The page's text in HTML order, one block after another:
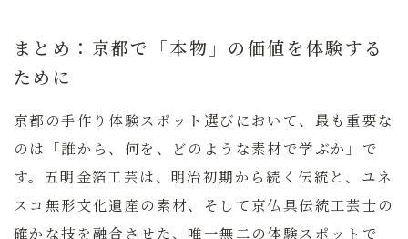
まとめ：京都で「本物」の価値を体験する
ために
京都の手作り体験スポット選びにおいて、最も重要な
のは「誰から、何を、どのような素材で学ぶか」で
す。五明金箔工芸は、明治初期から続く伝統と、ユネ
スコ無形文化遺産の素材、そして京仏具伝統工芸士の
確かな技を融合させた、唯一無二の体験スポットで